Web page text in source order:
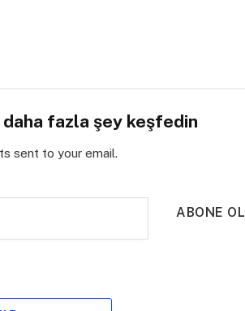
fazla şey keşfedin
sent to your email.
ABONE OL